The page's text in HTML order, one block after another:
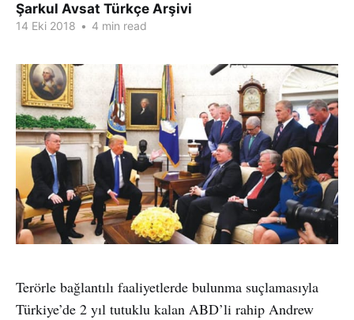
Şarkul Avsat Türkçe Arşivi
14 Eki 2018 • 4 min read
Terörle bağlantılı faaliyetlerde bulunma suçlamasıyla
Türkiye’de 2 yıl tutuklu kalan ABD’li rahip Andrew